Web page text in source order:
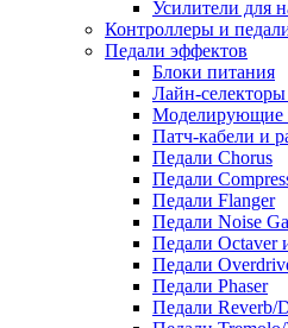
Усилители для
Контроллеры и
Педали эффектов
Блоки питания
Лайн-
Моделирующие
Патч-кабели и
Педали Chorus
Педали
Педали Flanger
Педали Noise
Педали Octaver
Педали
Педали Phaser
Педали Reverb/